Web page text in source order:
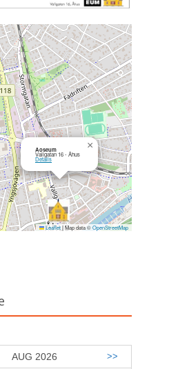
Aoseum
Vallgatan 16 - Åhus
Details
×
Leaflet|Map data ©OpenStreetMap
AUG 2026 >>